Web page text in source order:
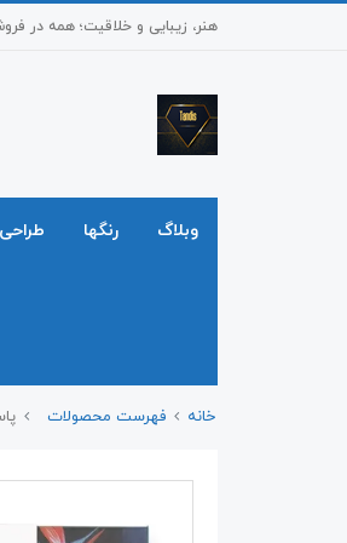
هنر، زیبایی و خلاقیت؛ همه در
وبلاگ رنگها طراحی
خانه فهرست محصولات پاستل